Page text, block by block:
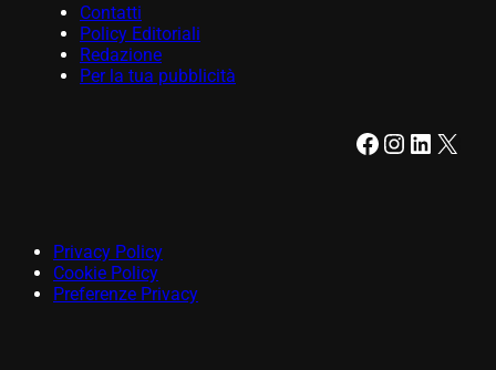
Contatti
Policy Editoriali
Redazione
Per la tua pubblicità
Facebook Instagram LinkedIn X
Privacy Policy
Cookie Policy
Preferenze Privacy